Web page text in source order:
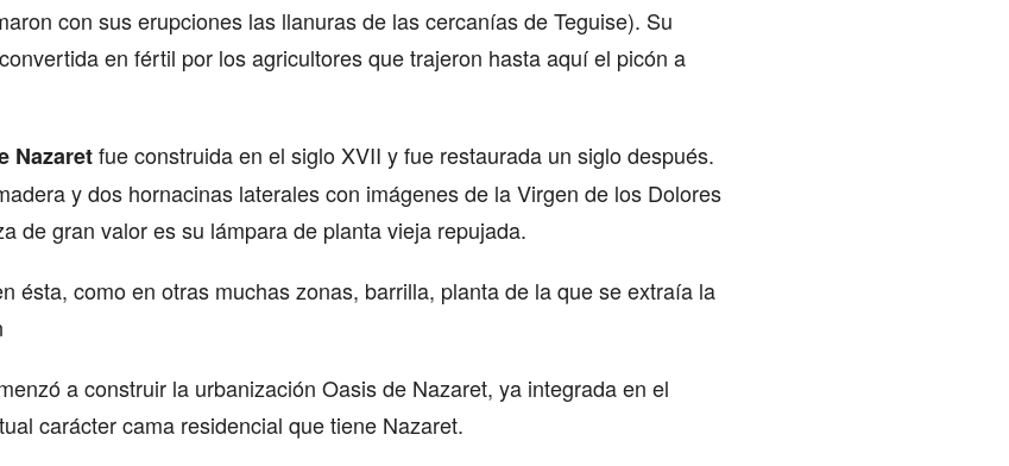
con sus erupciones las llanuras de las cercanías de Teguise). Su
en fértil por los agricultores que trajeron hasta aquí el picón a
Nazaretfue construida en el siglo XVII y fue restaurada un siglo después.
y dos hornacinas laterales con imágenes de la Virgen de los Dolores
de gran valor es su lámpara de planta vieja repujada.
ésta, como en otras muchas zonas, barrilla, planta de la que se extraía la
a construir la urbanización Oasis de Nazaret, ya integrada en el
carácter cama residencial que tiene Nazaret.